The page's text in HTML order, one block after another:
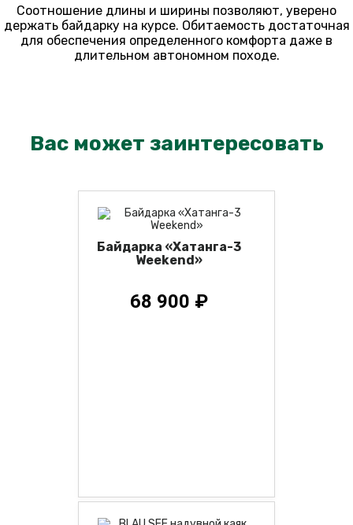
Соотношение длины и ширины позволяют, уверено
держать байдарку на курсе. Обитаемость достаточная
для обеспечения определенного комфорта даже в
длительном автономном походе.
Вас может заинтересовать
Байдарка «Хатанга-3
Weekend»
68 900 ₽